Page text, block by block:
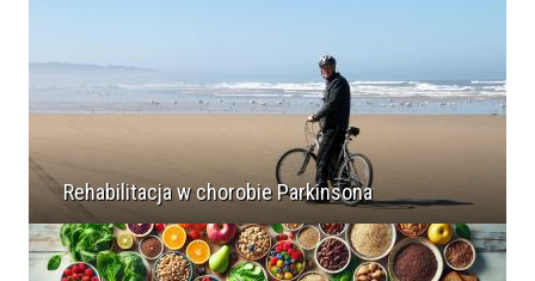
Rehabilitacja w chorobie Parkinsona